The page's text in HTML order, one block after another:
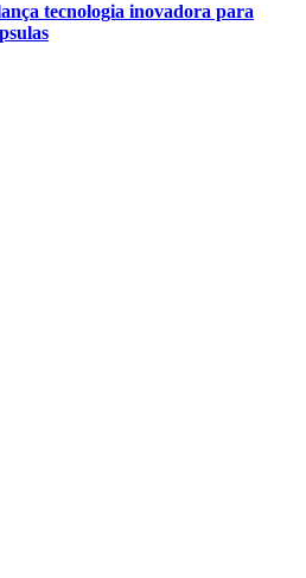
tecnologia inovadora para